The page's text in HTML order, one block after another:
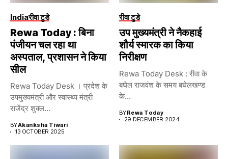
Indiaरीवा टुडे
Rewa Today : बिना
पंजीयन चल रहा था
अस्पताल, प्रशासन ने किया
सील
Rewa Today Desk । प्रदेश के
उपमुख्यमंत्री और स्वास्थ्य मंत्री
राजेंद्र शुक्ल...
BYAkanksha Tiwari
13 OCTOBER 2025
रीवा टुडे
उप मुख्यमंत्री ने नैकहाई
शौर्य स्मारक का किया
निरीक्षण
Rewa Today Desk : रीवा के
बघेल राजवंश के समय बघेलखण्ड
के...
BYRewa Today
29 DECEMBER 2024